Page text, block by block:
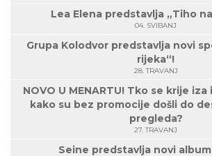
Lea Elena predstavlja „Tiho
04. SVIBANJ
Grupa Kolodvor predstavlja novi
rijeka“!
28. TRAVANJ
NOVO U MENARTU! Tko se krije
kako su bez promocije došli do
pregleda?
27. TRAVANJ
Seine predstavlja novi